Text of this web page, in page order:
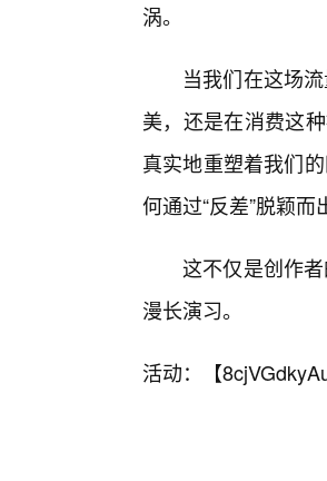
涡。
当我们在这场
美，还是在消费这
真实地重塑着我们
何通过“反差”脱颖
这不仅是创作
漫长演习。
活动：【